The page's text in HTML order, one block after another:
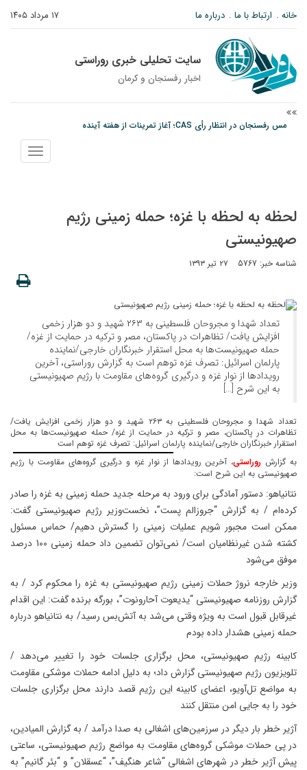
۱۷ مرداد ۱۴۰۵ خانه ارتباط با ما درباره ما
سایت تحلیلی خبری روراستی
اخبار رفسنجان و كرمان
مس رفسنجان در انتظار رأی CAS؛ آغاز تمرینات از هفته آینده
پیام رئیس کل دادگستری استان کرمان به مناسبت ۱۷ مردادماه سالروز شهادت شهید
پیش‌بینی هواشناسی برای استان کرمان؛ از وزش باد و گردوخاک تا رگبار و رعدوبرق
نمایش
منو
لحظه به لحظه با غزه؛ حمله زمینی رژیم
صهیونیستی
شناسه خبر: 5767 ۲۷ تیر ۱۳۹۳
تعداد شهدا و مجروحان فلسطینی به ۲۶۳ شهید و دو هزار زخمی
افزایش یافت/ تظاهرات در پاکستان، مصر و ترکیه در حمایت از غزه/
حمله صهیونیست‌ها به محل استقرار خبرنگاران خارجی/نماینده
پارلمان اسرائیل: تصرف غزه توهم است به گزارش روراستی، آخرین
رویدادها از نوار غزه و درگیری گروه‌های مقاومت با رژیم صهیونیستی
به این شرح […]
تعداد شهدا و مجروحان فلسطینی به ۲۶۳ شهید و دو هزار زخمی افزایش یافت/
تظاهرات در پاکستان، مصر و ترکیه در حمایت از غزه/ حمله صهیونیست‌ها به محل
استقرار خبرنگاران خارجی/نماینده پارلمان اسرائیل: تصرف غزه توهم است
به گزارش روراستی، آخرین رویدادها از نوار غزه و درگیری گروه‌های مقاومت با رژیم
صهیونیستی به این شرح است:
نتانیاهو: دستور آمادگی برای ورود به مرحله جدید حمله زمینی به غزه را صادر
کرده‌‌ام / به گزارش “جروزالم پست”، نخست‌وزیر رژیم صهیونیستی گفت:
ممکن است مجبور شویم عملیات زمینی را گسترش دهیم/ حماس مسئول
کشته شدن غیرنظامیان است/ نمی‌توان تضمین داد حمله زمینی 100 درصد
موفق می‌شود
وزیر خارجه نروژ حملات زمینی رژیم صهیونیستی به غزه را محکوم کرد / به
گزارش روزنامه صهیونیستی “یدیعوت ‌آحارونوت”، بورگه برنده گفت: این اقدام
غیرقابل قبول است به ویژه وقتی می‌شد به آتش‌بس رسید/ به نتانیاهو درباره
حمله زمینی هشدار داده بودم
کابینه رژیم صهیونیستی، محل برگزاری جلسات خود را تغییر می‌دهد /
تلویزیون رژیم صهیونیستی گزارش داد؛ به دلیل ادامه حملات موشکی مقاومت
به مواضع تل‌آویو، اعضای کابینه این رژیم قصد دارند محل برگزاری جلسات
خود را به جایی امن منتقل کنند
آژیر خطر بار دیگر در سرزمین‌های اشغالی به صدا درآمد / به گزارش المیادین،
در پی حملات موشکی گروه‌های مقاومت به مواضع رژیم صهیونیستی، ساعتی
پیش آژیر خطر در شهرهای اشغالی “شاعر هنگیف”، “عسقلان” و “بئر گانیم” به